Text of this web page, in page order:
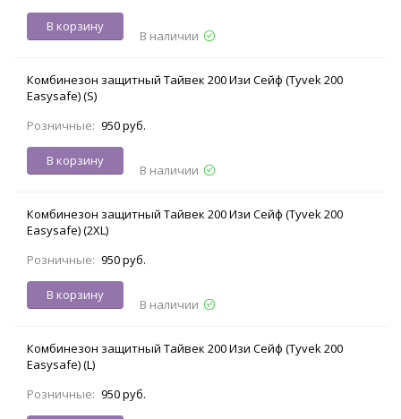
В корзину
В наличии
Комбинезон защитный Тайвек 200 Изи Сейф (Tyvek 200
Easysafe) (S)
Розничные: 950 руб.
В корзину
В наличии
Комбинезон защитный Тайвек 200 Изи Сейф (Tyvek 200
Easysafe) (2XL)
Розничные: 950 руб.
В корзину
В наличии
Комбинезон защитный Тайвек 200 Изи Сейф (Tyvek 200
Easysafe) (L)
Розничные: 950 руб.